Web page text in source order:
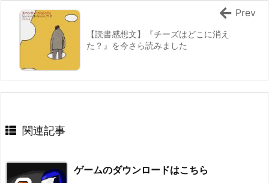
【読書感想文】『チーズはどこに消え
た？』を今さら読みました
Prev
関連記事
ゲームのダウンロードはこちら